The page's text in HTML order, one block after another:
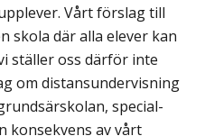
Vårt förslag till
skola där alla elever kan
ställer oss därför inte
om distansundervisning
special­
konsekvens av vårt